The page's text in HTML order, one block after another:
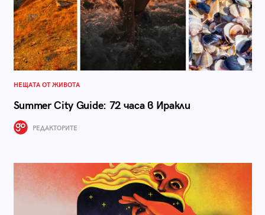
НЕЩАТА ОТ ЖИВОТА
Summer City Guide: 72 часа в Иракли
РЕДАКТОРИТЕ